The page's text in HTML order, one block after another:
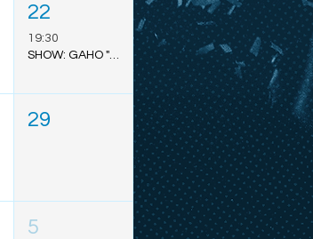
22
19:30
SHOW: GAHO "TO MARS TOUR" - SÃO PAULO
29
5